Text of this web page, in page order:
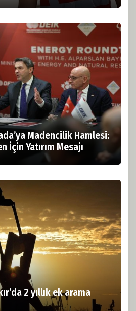
Madencilik Hamlesi:
İçin Yatırım Mesajı
2 yıllık ek arama